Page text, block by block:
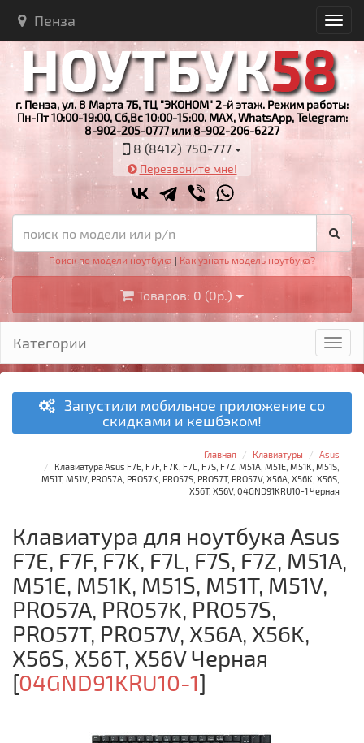
Пенза
г. Пенза, ул. 8 Марта 7Б, ТЦ "ЭКОНОМ" 2-й этаж. Режим работы:
Пн-Пт 10:00-19:00, Сб,Вс 10:00-15:00. MAX, WhatsApp, Telegram:
8-902-205-0777 или 8-902-206-6227
8 (8412) 750-777
Перезвоните мне!
Поиск по модели ноутбука | Как узнать модель ноутбука?
Товаров: 0 (0р.)
Категории
Запустили мобильное приложение со
скидками и кешбэком!
Главная Клавиатуры
Asus
Клавиатура Asus F7E, F7F, F7K, F7L, F7S, F7Z, M51A, M51E, M51K, M51S,
M51T, M51V, PRO57A, PRO57K, PRO57S, PRO57T, PRO57V, X56A, X56K, X56S,
X56T, X56V, 04GND91KRU10-1 Черная
Клавиатура для ноутбука Asus
F7E, F7F, F7K, F7L, F7S, F7Z, M51A,
M51E, M51K, M51S, M51T, M51V,
PRO57A, PRO57K, PRO57S,
PRO57T, PRO57V, X56A, X56K,
X56S, X56T, X56V Черная
[04GND91KRU10-1]